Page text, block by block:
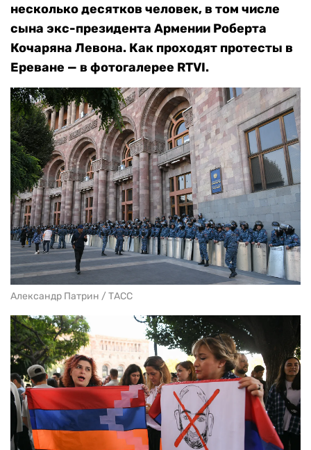
несколько десятков человек, в том числе
сына экс-президента Армении Роберта
Кочаряна Левона. Как проходят протесты в
Ереване — в фотогалерее RTVI.
Александр Патрин / ТАСС